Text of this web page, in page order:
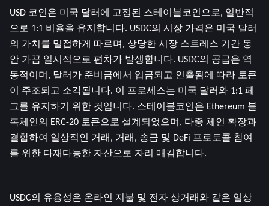
USD 코인은 미국 달러에 고정된 스테이블코인으로, 일반적
으로 1:1 비율을 유지합니다. USDC의 시장 가격은 미국 달러
의 가치를 밀접하게 따르며, 상당한 시장 스트레스 기간 동
안 가끔 일시적으로 편차가 발생합니다. USDC의 공급은 역
동적이며, 달러가 준비금에서 입금되고 인출됨에 따라 토큰
이 주조되고 소각됩니다. 이 프로세스는 미국 달러와 1:1 페
그를 유지하기 위한 것입니다. 스테이블코인은 Ethereum 블
록체인의 ERC-20 토큰으로 설계되었으며, 다중 체인 확장과
결합하여 일상적인 거래, 거래, 송금 및 DeFi 프로토콜 참여
를 위한 다재다능한 자산으로 자리 매김합니다.
USDC의 유용성은 온라인 지불 및 전자 상거래와 같은 일상